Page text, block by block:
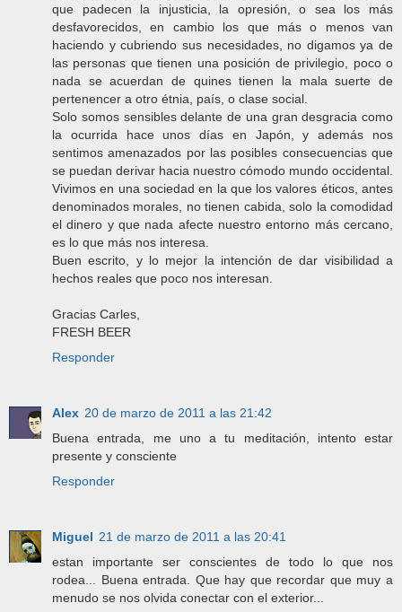
que padecen la injusticia, la opresión, o sea los más
desfavorecidos, en cambio los que más o menos van
haciendo y cubriendo sus necesidades, no digamos ya de
las personas que tienen una posición de privilegio, poco o
nada se acuerdan de quines tienen la mala suerte de
pertenencer a otro étnia, país, o clase social.
Solo somos sensibles delante de una gran desgracia como
la ocurrida hace unos días en Japón, y además nos
sentimos amenazados por las posibles consecuencias que
se puedan derivar hacia nuestro cómodo mundo occidental.
Vivimos en una sociedad en la que los valores éticos, antes
denominados morales, no tienen cabida, solo la comodidad
el dinero y que nada afecte nuestro entorno más cercano,
es lo que más nos interesa.
Buen escrito, y lo mejor la intención de dar visibilidad a
hechos reales que poco nos interesan.
Gracias Carles,
FRESH BEER
Responder
Alex 20 de marzo de 2011 a las 21:42
Buena entrada, me uno a tu meditación, intento estar
presente y consciente
Responder
Miguel 21 de marzo de 2011 a las 20:41
estan importante ser conscientes de todo lo que nos
rodea... Buena entrada. Que hay que recordar que muy a
menudo se nos olvida conectar con el exterior...